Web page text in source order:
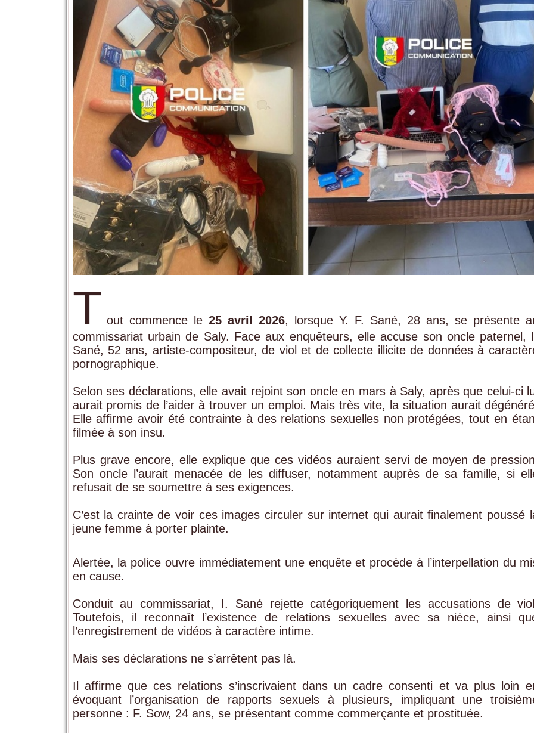
T out commence le 25 avril 2026, lorsque Y. F. Sané, 28 ans, se présente
commissariat urbain de Saly. Face aux enquêteurs, elle accuse son oncle paternel,
Sané, 52 ans, artiste-compositeur, de viol et de collecte illicite de données à
pornographique.
Selon ses déclarations, elle avait rejoint son oncle en mars à Saly, après que celui-ci
aurait promis de l’aider à trouver un emploi. Mais très vite, la situation aurait
Elle affirme avoir été contrainte à des relations sexuelles non protégées, tout en
filmée à son insu.
Plus grave encore, elle explique que ces vidéos auraient servi de moyen de
Son oncle l’aurait menacée de les diffuser, notamment auprès de sa famille, si
refusait de se soumettre à ses exigences.
C’est la crainte de voir ces images circuler sur internet qui aurait finalement poussé
jeune femme à porter plainte.
Alertée, la police ouvre immédiatement une enquête et procède à l’interpellation du
en cause.
Conduit au commissariat, I. Sané rejette catégoriquement les accusations de
Toutefois, il reconnaît l’existence de relations sexuelles avec sa nièce, ainsi
l’enregistrement de vidéos à caractère intime.
Mais ses déclarations ne s’arrêtent pas là.
Il affirme que ces relations s’inscrivaient dans un cadre consenti et va plus loin
évoquant l’organisation de rapports sexuels à plusieurs, impliquant une
personne : F. Sow, 24 ans, se présentant comme commerçante et prostituée.